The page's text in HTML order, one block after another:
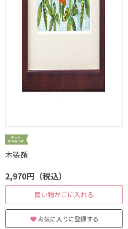
木製額
2,970円（税込）
買い物かごに入れる
お気に入りに登録する